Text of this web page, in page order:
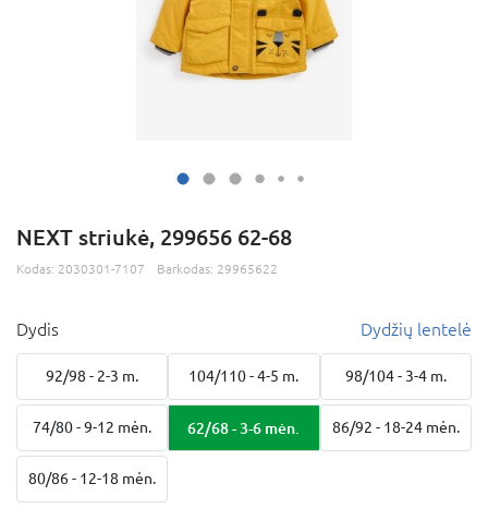
NEXT striukė, 299656 62-68
Kodas: 2030301-7107 Barkodas: 29965622
Dydis Dydžių lentelė
92/98 - 2-3 m. 104/110 - 4-5 m. 98/104 - 3-4 m.
74/80 - 9-12 mėn. 62/68 - 3-6 mėn. 86/92 - 18-24 mėn.
80/86 - 12-18 mėn.